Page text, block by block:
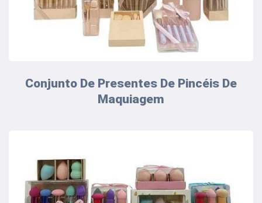
Conjunto De Presentes De Pincéis De
Maquiagem